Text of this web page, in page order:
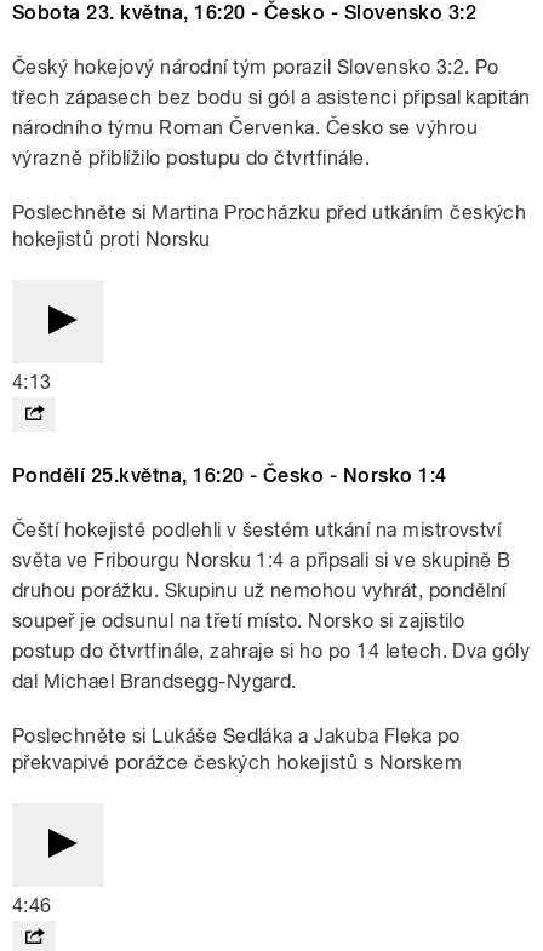
Sobota 23. května, 16:20 - Česko - Slovensko 3:2
Český hokejový národní tým porazil Slovensko 3:2. Po
třech zápasech bez bodu si gól a asistenci připsal kapitán
národního týmu Roman Červenka. Česko se výhrou
výrazně přiblížilo postupu do čtvrtfinále.
Poslechněte si Martina Procházku před utkáním českých
hokejistů proti Norsku
4:13
Pondělí 25.května, 16:20 - Česko - Norsko 1:4
Čeští hokejisté podlehli v šestém utkání na mistrovství
světa ve Fribourgu Norsku 1:4 a připsali si ve skupině B
druhou porážku. Skupinu už nemohou vyhrát, pondělní
soupeř je odsunul na třetí místo. Norsko si zajistilo
postup do čtvrtfinále, zahraje si ho po 14 letech. Dva góly
dal Michael Brandsegg-Nygard.
Poslechněte si Lukáše Sedláka a Jakuba Fleka po
překvapivé porážce českých hokejistů s Norskem
4:46